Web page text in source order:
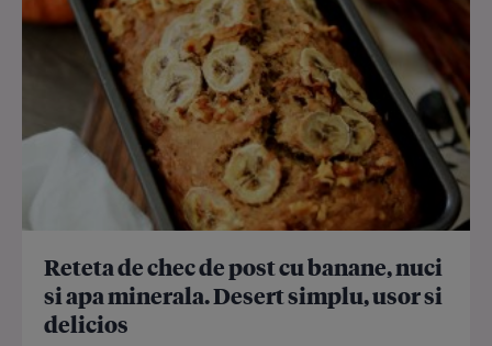
Reteta de chec de post cu banane, nuci
si apa minerala. Desert simplu, usor si
delicios